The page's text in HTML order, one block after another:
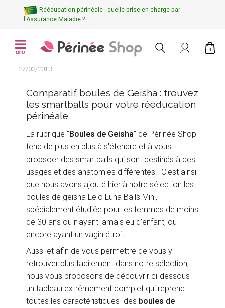
Rééducation périnéale : quelle prise en charge par
l'Assurance Maladie ?
MENU
0
27/03/2013
Comparatif boules de Geisha : trouvez
les smartballs pour votre rééducation
périnéale
La rubrique "Boules de Geisha" de Périnée Shop
tend de plus en plus à s'étendre et à vous
propsoer des smartballs qui sont destinés à des
usages et des anatomies différentes. C'est ainsi
que nous avons ajouté hier à notre sélection les
boules de geisha Lelo Luna Balls Mini,
spécialement étudiée pour les femmes de moins
de 30 ans ou n'ayant jamais eu d'enfant, ou
encore ayant un vagin étroit.
Aussi et afin de vous permettre de vous y
retrouver plus facilement dans notre sélection,
nous vous proposons de découvrir ci-dessous
un tableau extrêmement complet qui reprend
toutes les caractéristiques des boules de